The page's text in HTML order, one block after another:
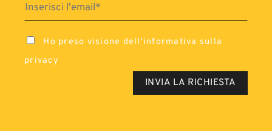
Ho preso visione dell'informativa sulla
privacy